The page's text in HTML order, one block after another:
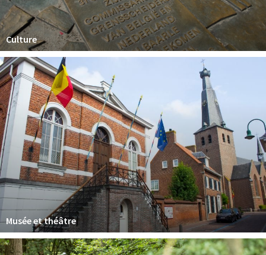
Dormir
Récréation
Achats
Parking
Éxpercience
Enclaves
Musée et théâtre
Activité
Piste cyclable
Marche et randonnées
Nature
Culture
Musée et théâtre